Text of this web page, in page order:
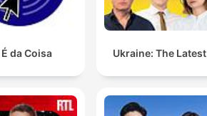
É da Coisa Ukraine: The Latest